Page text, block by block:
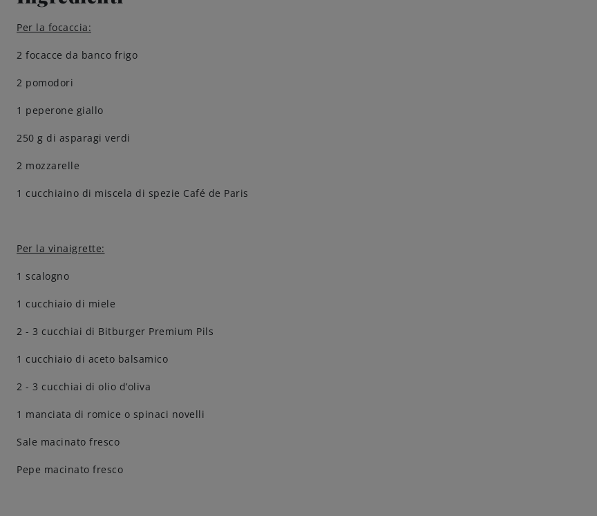
Per la focaccia:
2 focacce da banco frigo
2 pomodori
1 peperone giallo
250 g di asparagi verdi
2 mozzarelle
1 cucchiaino di miscela di spezie Café de Paris
Per la vinaigrette:
1 scalogno
1 cucchiaio di miele
2 - 3 cucchiai di Bitburger Premium Pils
1 cucchiaio di aceto balsamico
2 - 3 cucchiai di olio d’oliva
1 manciata di romice o spinaci novelli
Sale macinato fresco
Pepe macinato fresco